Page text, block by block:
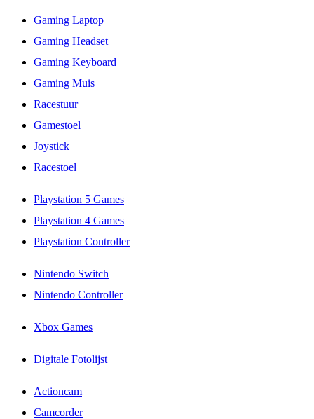
Gaming Laptop
Gaming Headset
Gaming Keyboard
Gaming Muis
Racestuur
Gamestoel
Joystick
Racestoel
Playstation 5 Games
Playstation 4 Games
Playstation Controller
Nintendo Switch
Nintendo Controller
Xbox Games
Digitale Fotolijst
Actioncam
Camcorder